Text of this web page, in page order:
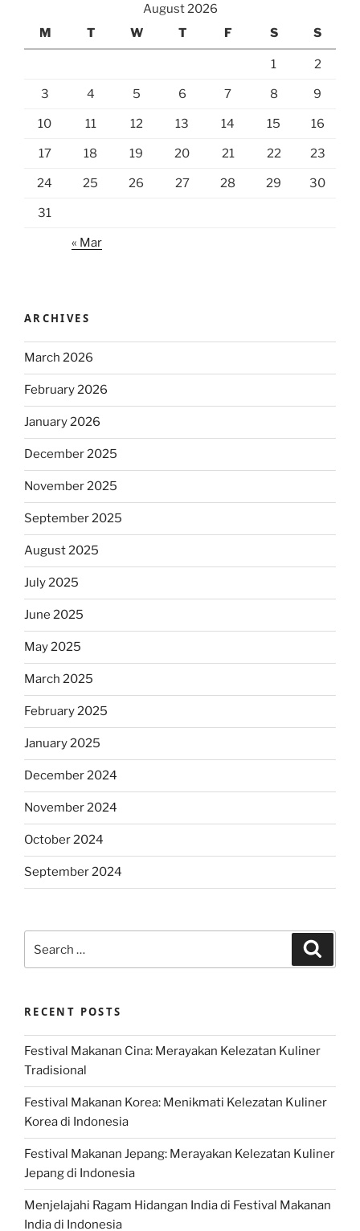
August 2026
M
T W T F S S
1 2
3 4 5 6 7 8 9
10 11 12 13 14 15 16
17 18 19 20 21 22 23
24 25 26 27 28 29 30
31
« Mar
ARCHIVES
March 2026
February 2026
January 2026
December 2025
November 2025
September 2025
August 2025
July 2025
June 2025
May 2025
March 2025
February 2025
January 2025
December 2024
November 2024
October 2024
September 2024
for:
RECENT POSTS
Festival Makanan Cina: Merayakan Kelezatan Kuliner
Tradisional
Festival Makanan Korea: Menikmati Kelezatan Kuliner
Korea di Indonesia
Festival Makanan Jepang: Merayakan Kelezatan Kuliner
Jepang di Indonesia
Menjelajahi Ragam Hidangan India di Festival Makanan
India di Indonesia